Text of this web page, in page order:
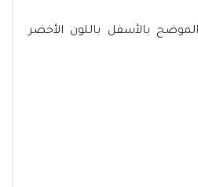
بالأسفل باللون الأخضر